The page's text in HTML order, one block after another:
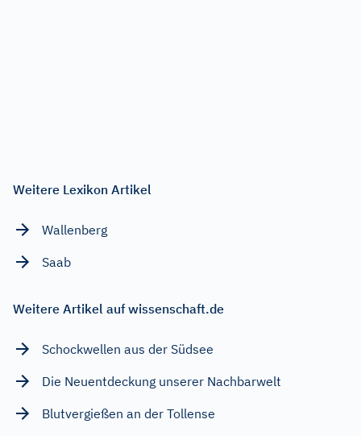
Weitere Lexikon Artikel
Wallenberg
Saab
Weitere Artikel auf wissenschaft.de
Schockwellen aus der Südsee
Die Neuentdeckung unserer Nachbarwelt
Blutvergießen an der Tollense